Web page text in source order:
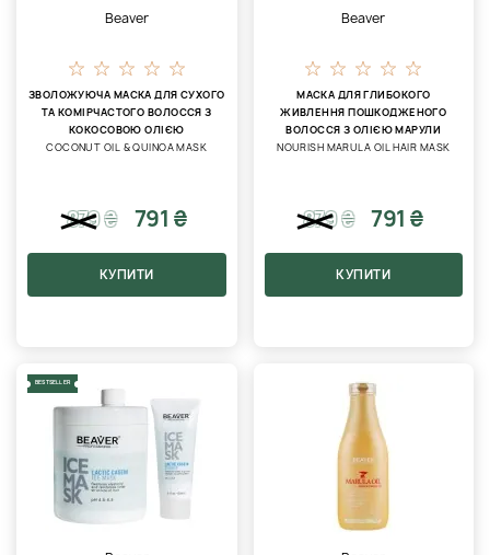
Beaver
ЗВОЛОЖУЮЧА МАСКА ДЛЯ СУХОГО
ТА КОМІРЧАСТОГО ВОЛОССЯ З
КОКОСОВОЮ ОЛІЄЮ
COCONUT OIL & QUINOA MASK
879₴ 791 ₴
КУПИТИ
Beaver
МАСКА ДЛЯ ГЛИБОКОГО
ЖИВЛЕННЯ ПОШКОДЖЕНОГО
ВОЛОССЯ З ОЛІЄЮ МАРУЛИ
NOURISH MARULA OIL HAIR MASK
879₴ 791 ₴
КУПИТИ
BESTSELLER